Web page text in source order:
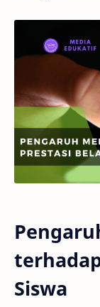
Siswa